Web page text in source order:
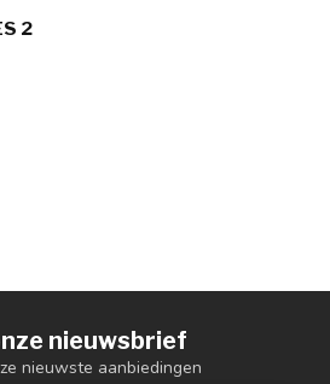
2
nieuwsbrief
nieuwste aanbiedingen